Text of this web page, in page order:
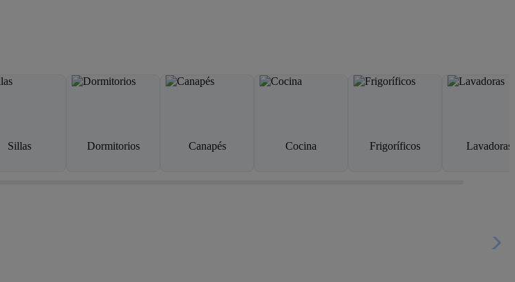
Sillas Dormitorios Canapés Cocina Frigoríficos Lavadoras